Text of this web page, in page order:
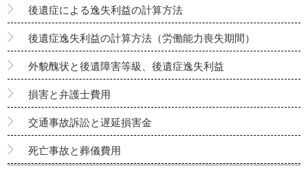
後遺症による逸失利益の計算方法
後遺症逸失利益の計算方法（労働能力喪失期間）
外貌醜状と後遺障害等級、後遺症逸失利益
損害と弁護士費用
交通事故訴訟と遅延損害金
死亡事故と葬儀費用